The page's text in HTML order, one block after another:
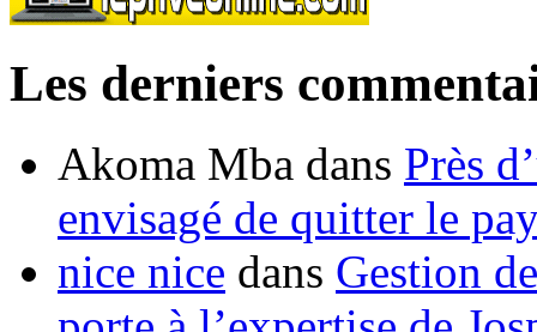
Les derniers
Akoma Mba dans Près
envisagé de quitter le
nice nice dans Gestion